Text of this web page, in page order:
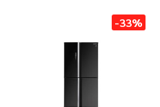
-33%